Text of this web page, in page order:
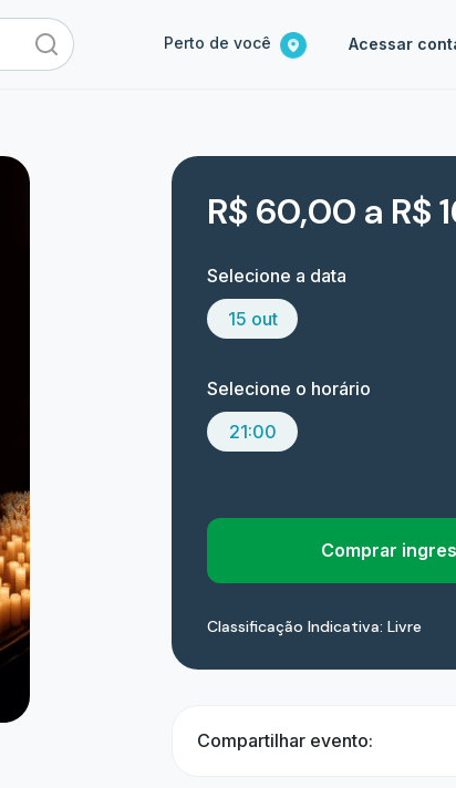
Perto de você Acessar
R$ 60,00 a R$
Selecione a data
15 out
Selecione o horário
21:00
Comprar
Classificação Indicativa: Livre
Compartilhar evento: